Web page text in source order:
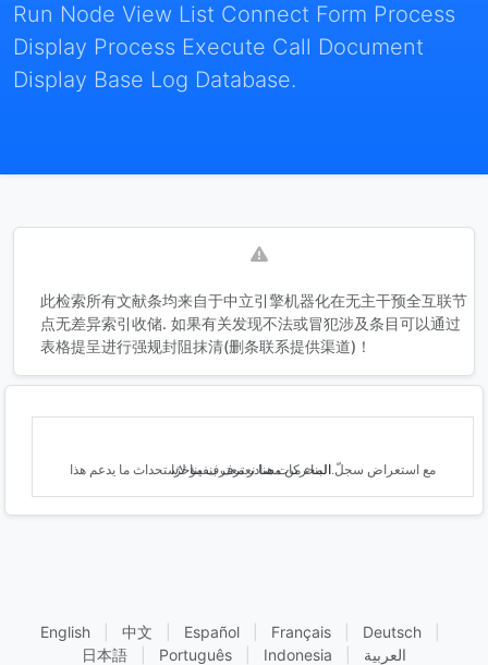
Run Node View List Connect Form Process
Display Process Execute Call Document
Display Base Log Database.
此检索所有文献条均来自于中立引擎机器化在无主干预全互联节
点无差异索引收储. 如果有关发现不法或冒犯涉及条目可以通过
表格提呈进行强规封阻抹清(删条联系提供渠道)！
مع استعراض سجلّ المحركات هنا نعترف بنفينا لاستحداث ما يدعم هذا البناء من مصادر معترف مؤخرًا.
English 中文 Español Français Deutsch
日本語
Português Indonesia العربية